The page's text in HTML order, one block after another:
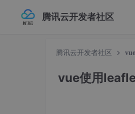
腾讯云开发者社区
腾讯云开发者社区
vue使用